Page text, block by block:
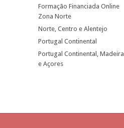
Formação Financiada Online
Zona Norte
Norte, Centro e Alentejo
Portugal Continental
Portugal Continental, Madeira
e Açores